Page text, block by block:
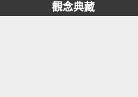
觀念典藏